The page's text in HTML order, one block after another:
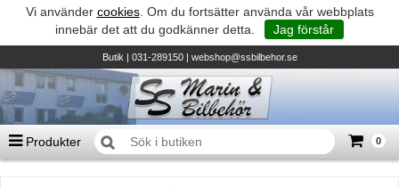
Vi använder cookies. Om du fortsätter använda vår webbplats
innebär det att du godkänner detta.
Jag förstår
Butik| 031-289150 | webshop@ssbilbehor.se
Produkter 0